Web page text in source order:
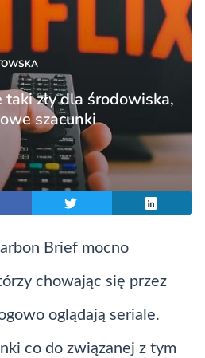
zły dla środowiska,
szacunki
Brief mocno
chowając się przez
oglądają seriale.
co do związanej z tym